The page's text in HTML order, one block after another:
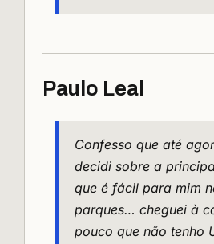
Paulo Leal
Confesso que até
decidi sobre a
que é fácil para mim
parques… cheguei à
pouco que não tenho